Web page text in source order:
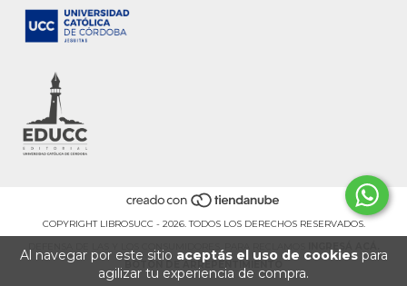
Al navegar por este sitio aceptás el uso de cookiespara
agilizar tu experiencia de compra.
COPYRIGHT LIBROSUCC - 2026. TODOS LOS DERECHOS RESERVADOS.
INGRESÁ ACÁ.
BOTÓN DE ARREPENTIMIENTO